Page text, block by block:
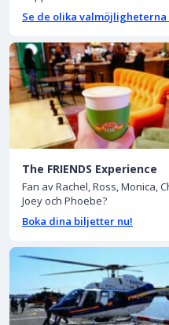
Se de olika
The FRIENDS Experience
Fan av Rachel, Ross, Monica,
Joey och Phoebe?
Boka dina biljetter nu!